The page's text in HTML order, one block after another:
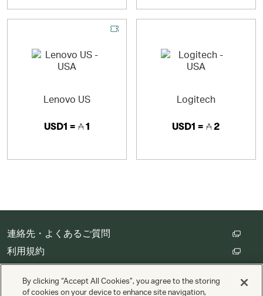
Lenovo US
USD1 = 1
Logitech
USD1 = 2
連絡先・よくあるご質問
利用規約
クッキーの設定
By clicking “Accept All Cookies”, you agree to the storing
of cookies on your device to enhance site navigation,